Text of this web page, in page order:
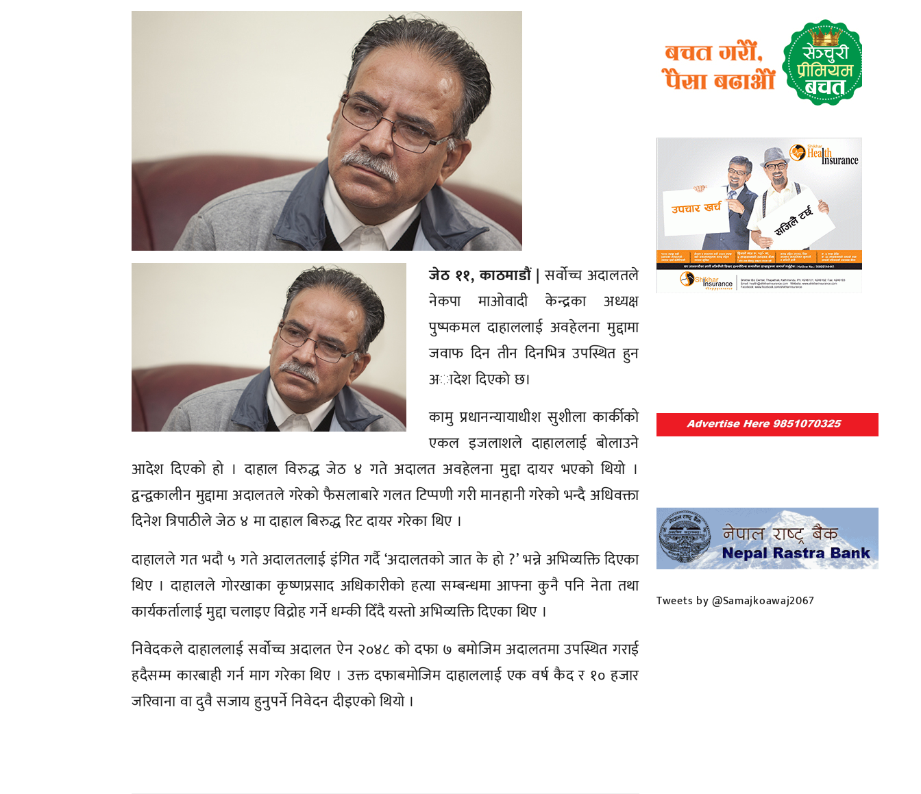
जेठ ११, काठमाडौं | सर्वोच्च अदालतले
नेकपा माओवादी केन्द्रका अध्यक्ष
पुष्पकमल दाहाललाई अवहेलना मुद्दामा
जवाफ दिन तीन दिनभित्र उपस्थित हुन
अादेश दिएकाे छ।
कामु प्रधानन्यायाधीश सुशीला कार्कीको
एकल इजलाशले दाहाललाई बोलाउने
आदेश दिएको हो । दाहाल विरुद्ध जेठ ४ गते अदालत अवहेलना मुद्दा दायर भएको थियो ।
द्वन्द्वकालीन मुद्दामा अदालतले गरेको फैसलाबारे गलत टिप्पणी गरी मानहानी गरेको भन्दै अधिवक्ता
दिनेश त्रिपाठीले जेठ ४ मा दाहाल बिरुद्ध रिट दायर गरेका थिए ।
दाहालले गत भदौ ५ गते अदालतलाई इंगित गर्दै ‘अदालतको जात के हो ?’ भन्ने अभिव्यक्ति दिएका
थिए । दाहालले गोरखाका कृष्णप्रसाद अधिकारीको हत्या सम्बन्धमा आफ्ना कुनै पनि नेता तथा
कार्यकर्तालाई मुद्दा चलाइए विद्रोह गर्ने धम्की दिँदै यस्तो अभिव्यक्ति दिएका थिए ।
निवेदकले दाहाललाई सर्वोच्च अदालत ऐन २०४८ को दफा ७ बमोजिम अदालतमा उपस्थित गराई
हदैसम्म कारबाही गर्न माग गरेका थिए । उक्त दफाबमोजिम दाहाललाई एक वर्ष कैद र १० हजार
जरिवाना वा दुवै सजाय हुनुपर्ने निवेदन दीइएको थियो ।
Tweets by @Samajkoawaj2067